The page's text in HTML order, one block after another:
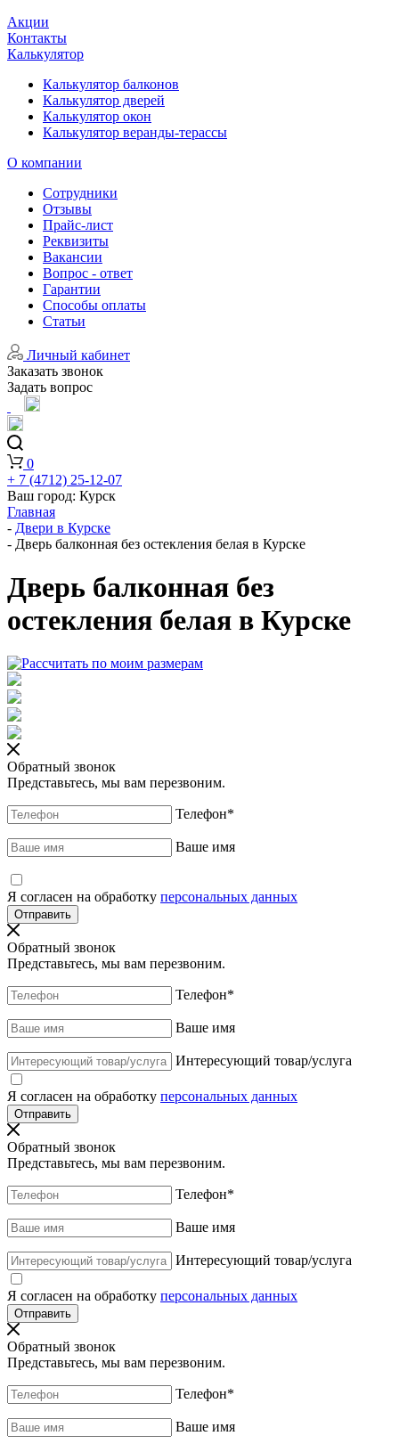
Акции
Контакты
Калькулятор
Калькулятор балконов
Калькулятор дверей
Калькулятор окон
Калькулятор веранды-терассы
О компании
Сотрудники
Отзывы
Прайс-лист
Реквизиты
Вакансии
Вопрос - ответ
Гарантии
Способы оплаты
Статьи
Личный кабинет
Заказать звонок
Задать вопрос
0
+ 7 (4712) 25-12-07
Ваш город: Курск
Главная
- Двери в Курске
- Дверь балконная без остекления белая в Курске
Дверь балконная без
остекления белая в Курске
Обратный звонок
Представьтесь, мы вам перезвоним.
Телефон*
Ваше имя
Я согласен на обработку персональных данных
Обратный звонок
Представьтесь, мы вам перезвоним.
Телефон*
Ваше имя
Интересующий товар/услуга
Я согласен на обработку персональных данных
Обратный звонок
Представьтесь, мы вам перезвоним.
Телефон*
Ваше имя
Интересующий товар/услуга
Я согласен на обработку персональных данных
Обратный звонок
Представьтесь, мы вам перезвоним.
Телефон*
Ваше имя